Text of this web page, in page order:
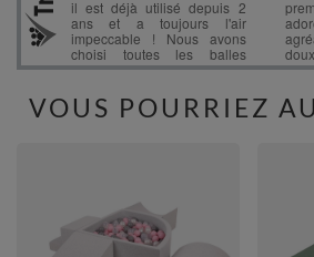
VOUS POURRIEZ